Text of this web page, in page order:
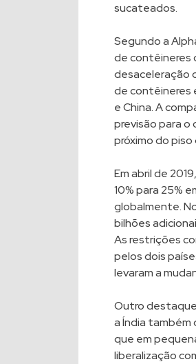
sucateados.
Segundo a
de contêineres
desaceleração
de contêineres
e China. A
previsão para o
próximo do piso
Em abril de
10% para 25%
globalmente.
bilhões
As restrições
pelos dois
levaram a
Outro
a Índia
que em
liberalização